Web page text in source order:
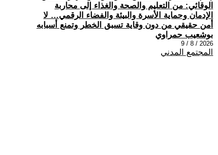
الوقائي: من التعليم والصحة والغذاء إلى محاربة
الإدمان وحماية الأسرة والبيئة والفضاء الرقمي… لا
أمن حقيقي من دون وقاية تسبق الخطر وتمنع أسبابه
بوشعيب حمراوي
2026 / 8 / 9
المجتمع المدني